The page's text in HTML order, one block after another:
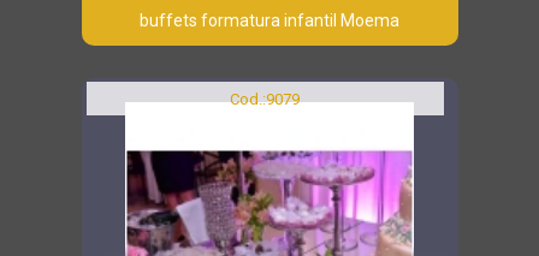
buffets formatura infantil Moema
Cod.:9079